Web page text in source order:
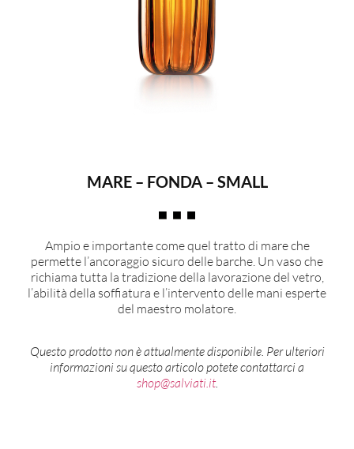
MARE – FONDA – SMALL
Ampio e importante come quel tratto di mare che
permette l’ancoraggio sicuro delle barche. Un vaso che
richiama tutta la tradizione della lavorazione del vetro,
l’abilità della soffiatura e l’intervento delle mani esperte
del maestro molatore.
Questo prodotto non è attualmente disponibile. Per ulteriori
informazioni su questo articolo potete contattarci a
shop@salviati.it.